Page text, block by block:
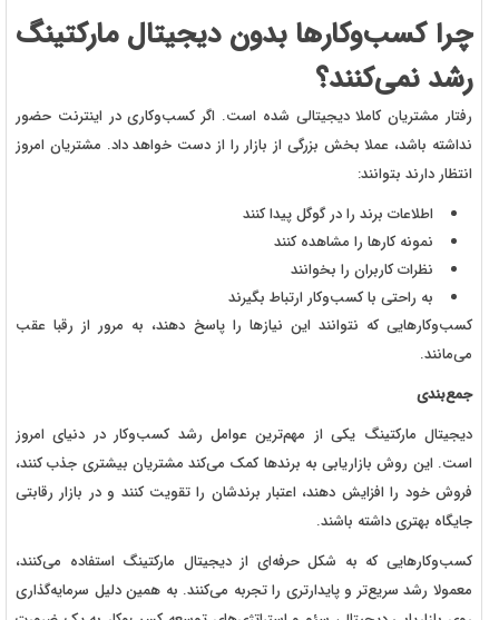
چرا کسب‌وکارها بدون دیجیتال مارکتینگ
رشد نمی‌کنند؟
رفتار مشتریان کاملا دیجیتالی شده است. اگر کسب‌وکاری در اینترنت حضور
نداشته باشد، عملا بخش بزرگی از بازار را از دست خواهد داد. مشتریان امروز
انتظار دارند بتوانند:
اطلاعات برند را در گوگل پیدا کنند
نمونه کارها را مشاهده کنند
نظرات کاربران را بخوانند
به راحتی با کسب‌وکار ارتباط بگیرند
کسب‌وکارهایی که نتوانند این نیازها را پاسخ دهند، به مرور از رقبا عقب
می‌مانند.
جمع‌بندی
دیجیتال مارکتینگ یکی از مهم‌ترین عوامل رشد کسب‌وکار در دنیای امروز
است. این روش بازاریابی به برندها کمک می‌کند مشتریان بیشتری جذب کنند،
فروش خود را افزایش دهند، اعتبار برندشان را تقویت کنند و در بازار رقابتی
جایگاه بهتری داشته باشند.
کسب‌وکارهایی که به شکل حرفه‌ای از دیجیتال مارکتینگ استفاده می‌کنند،
معمولا رشد سریع‌تر و پایدارتری را تجربه می‌کنند. به همین دلیل سرمایه‌گذاری